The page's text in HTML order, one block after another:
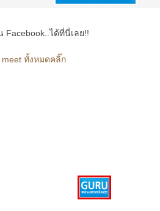
Facebook..ได้ที่นี่เลย!!
meet ทั้งหมดคลิ๊ก